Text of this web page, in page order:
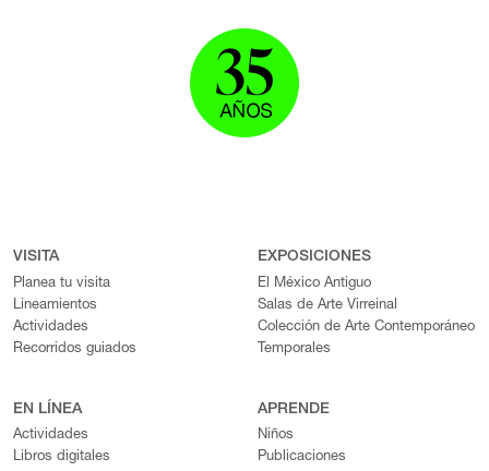
VISITA
Planea tu visita
Lineamientos
Actividades
Recorridos guiados
EXPOSICIONES
El México Antiguo
Salas de Arte Virreinal
Colección de Arte Contemporáneo
Temporales
EN LÍNEA
Actividades
Libros digitales
APRENDE
Niños
Publicaciones